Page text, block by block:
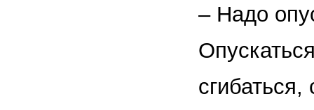
– Надо